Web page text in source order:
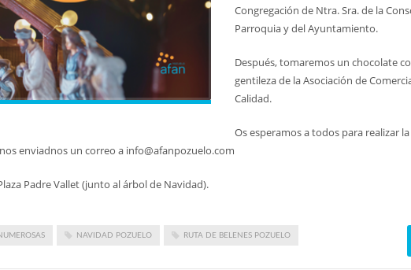
Congregación de Ntra. Sra. de la
Parroquia y del Ayuntamiento.
Después, tomaremos un chocolate
gentileza de la Asociación de
Calidad.
Os esperamos a todos para realizar
enviadnos un correo a info@afanpozuelo.com
Padre Vallet (junto al árbol de Navidad).
NAVIDAD POZUELO RUTA DE BELENES POZUELO